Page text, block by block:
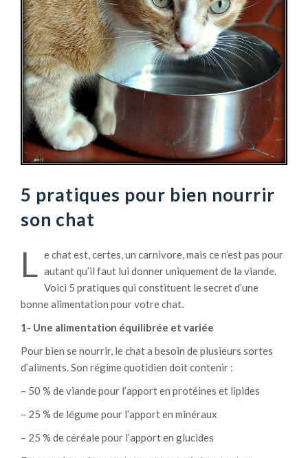
5 pratiques pour bien nourrir
son chat
L e chat est, certes, un carnivore, mais ce n’est pas pour
autant qu’il faut lui donner uniquement de la viande.
Voici 5 pratiques qui constituent le secret d’une
bonne alimentation pour votre chat.
1- Une alimentation équilibrée et variée
Pour bien se nourrir, le chat a besoin de plusieurs sortes
d’aliments. Son régime quotidien doit contenir :
– 50 % de viande pour l’apport en protéines et lipides
– 25 % de légume pour l’apport en minéraux
– 25 % de céréale pour l’apport en glucides